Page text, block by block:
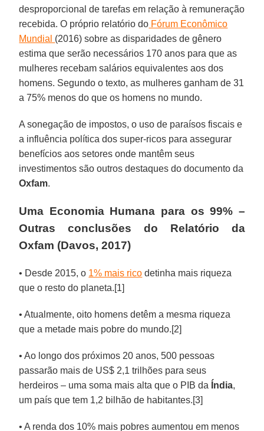
desproporcional de tarefas em relação à remuneração
recebida. O próprio relatório do Fórum Econômico
Mundial (2016) sobre as disparidades de gênero
estima que serão necessários 170 anos para que as
mulheres recebam salários equivalentes aos dos
homens. Segundo o texto, as mulheres ganham de 31
a 75% menos do que os homens no mundo.
A sonegação de impostos, o uso de paraísos fiscais e
a influência política dos super-ricos para assegurar
benefícios aos setores onde mantêm seus
investimentos são outros destaques do documento da
Oxfam.
Uma Economia Humana para os 99% –
Outras conclusões do Relatório da
Oxfam (Davos, 2017)
• Desde 2015, o 1% mais rico detinha mais riqueza
que o resto do planeta.[1]
• Atualmente, oito homens detêm a mesma riqueza
que a metade mais pobre do mundo.[2]
• Ao longo dos próximos 20 anos, 500 pessoas
passarão mais de US$ 2,1 trilhões para seus
herdeiros – uma soma mais alta que o PIB da Índia,
um país que tem 1,2 bilhão de habitantes.[3]
• A renda dos 10% mais pobres aumentou em menos